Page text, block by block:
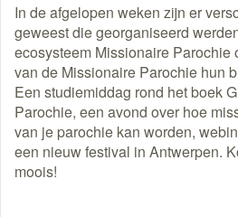
In de afgelopen weken zijn er
geweest die georganiseerd
ecosysteem Missionaire Parochie
van de Missionaire Parochie hun
Een studiemiddag rond het boek
Parochie, een avond over hoe
van je parochie kan worden,
een nieuw festival in Antwerpen.
moois!